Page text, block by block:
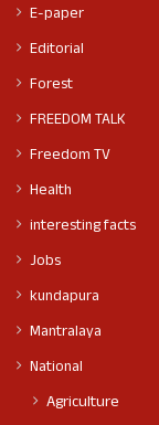
E-paper
Editorial
Forest
FREEDOM TALK
Freedom TV
Health
interesting facts
Jobs
kundapura
Mantralaya
National
Agriculture